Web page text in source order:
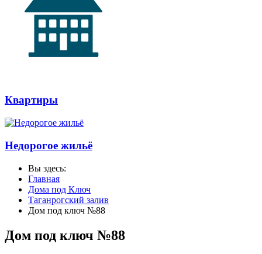
Квартиры
Недорогое жильё
Вы здесь:
Главная
Дома под Ключ
Таганрогский залив
Дом под ключ №88
Дом под ключ №88